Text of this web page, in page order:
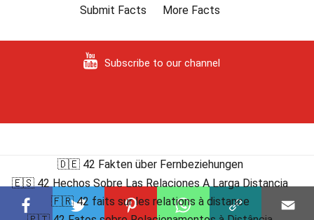
Submit Facts
More Facts
Subscribe to our channel
🇩🇪 42 Fakten über Fernbeziehungen
🇪🇸 42 Hechos Sobre Las Relaciones A Larga Distancia
🇫🇷 42 faits sur les relations à distance